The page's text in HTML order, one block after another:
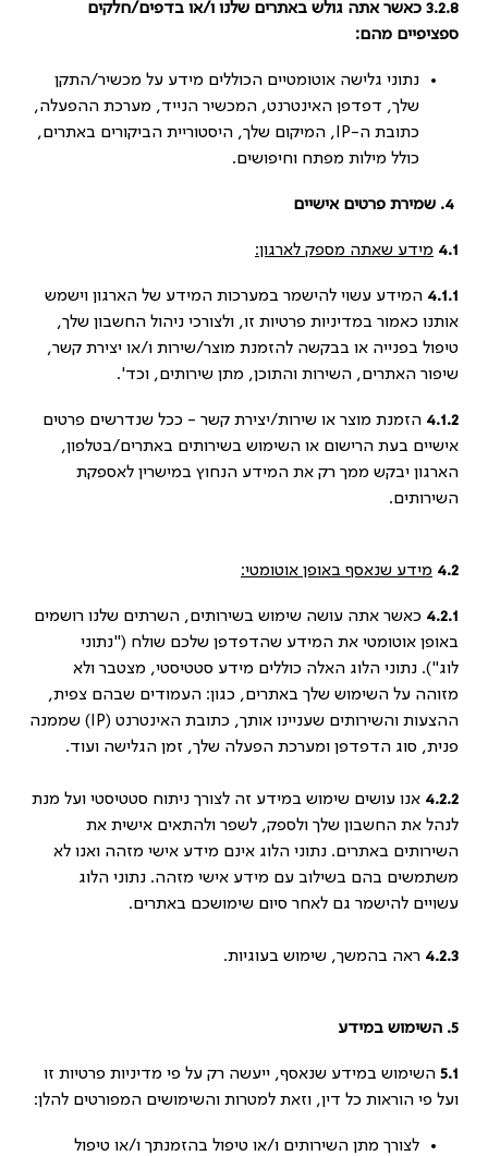
3.2.8 כאשר אתה גולש באתרים שלנו ו/או בדפים/חלקים
ספציפיים מהם:
נתוני גלישה אוטומטיים הכוללים מידע על מכשיר/התקן
שלך, דפדפן האינטרנט, המכשיר הנייד, מערכת ההפעלה,
כתובת ה-IP, המיקום שלך, היסטוריית הביקורים באתרים,
כולל מילות מפתח וחיפושים.
4. שמירת פרטים אישיים
4.1 מידע שאתה מספק לארגון:
4.1.1 המידע עשוי להישמר במערכות המידע של הארגון וישמש
אותנו כאמור במדיניות פרטיות זו, ולצורכי ניהול החשבון שלך,
טיפול בפנייה או בבקשה להזמנת מוצר/שירות ו/או יצירת קשר,
שיפור האתרים, השירות והתוכן, מתן שירותים, וכד'.
4.1.2 הזמנת מוצר או שירות/יצירת קשר - ככל שנדרשים פרטים
אישיים בעת הרישום או השימוש בשירותים באתרים/בטלפון,
הארגון יבקש ממך רק את המידע הנחוץ במישרין לאספקת
השירותים.
4.2 מידע שנאסף באופן אוטומטי:
4.2.1 כאשר אתה עושה שימוש בשירותים, השרתים שלנו רושמים
באופן אוטומטי את המידע שהדפדפן שלכם שולח ("נתוני
לוג"). נתוני הלוג האלה כוללים מידע סטטיסטי, מצטבר ולא
מזוהה על השימוש שלך באתרים, כגון: העמודים שבהם צפית,
ההצעות והשירותים שעניינו אותך, כתובת האינטרנט (IP) שממנה
פנית, סוג הדפדפן ומערכת הפעלה שלך, זמן הגלישה ועוד.
4.2.2 אנו עושים שימוש במידע זה לצורך ניתוח סטטיסטי ועל מנת
לנהל את החשבון שלך ולספק, לשפר ולהתאים אישית את
השירותים באתרים. נתוני הלוג אינם מידע אישי מזהה ואנו לא
משתמשים בהם בשילוב עם מידע אישי מזהה. נתוני הלוג
עשויים להישמר גם לאחר סיום שימושכם באתרים.
4.2.3 ראה בהמשך, שימוש בעוגיות.
5. השימוש במידע
5.1 השימוש במידע שנאסף, ייעשה רק על פי מדיניות פרטיות זו
ועל פי הוראות כל דין, וזאת למטרות והשימושים המפורטים להלן:
לצורך מתן השירותים ו/או טיפול בהזמנתך ו/או טיפול